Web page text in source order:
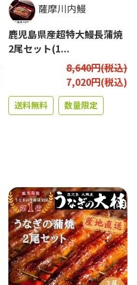
薩摩川内鰻
鹿児島県産超特大鰻長蒲焼
2尾セット(1...
8,640円(税込)
7,020円(税込)
送料無料 数量限定